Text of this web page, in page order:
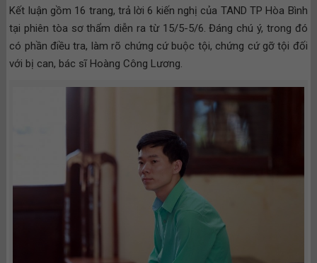
Kết luận gồm 16 trang, trả lời 6 kiến nghị của TAND TP Hòa Bình
tại phiên tòa sơ thẩm diễn ra từ 15/5-5/6. Đáng chú ý, trong đó
có phần điều tra, làm rõ chứng cứ buộc tội, chứng cứ gỡ tội đối
với bị can, bác sĩ Hoàng Công Lương.